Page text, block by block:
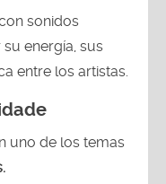
sonidos
energía, sus
entre los artistas.
uno de los temas